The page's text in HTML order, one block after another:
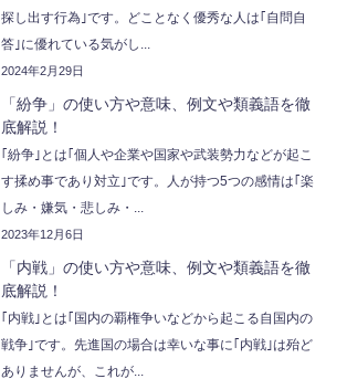
探し出す行為｣です。どことなく優秀な人は｢自問自
答｣に優れている気がし...
2024年2月29日
「紛争」の使い方や意味、例文や類義語を徹
底解説！
｢紛争｣とは｢個人や企業や国家や武装勢力などが起こ
す揉め事であり対立｣です。人が持つ5つの感情は｢楽
しみ・嫌気・悲しみ・...
2023年12月6日
「内戦」の使い方や意味、例文や類義語を徹
底解説！
｢内戦｣とは｢国内の覇権争いなどから起こる自国内の
戦争｣です。先進国の場合は幸いな事に｢内戦｣は殆ど
ありませんが、これが...